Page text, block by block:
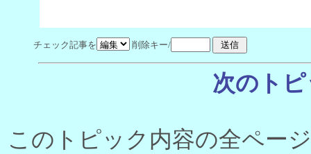
チェック記事を 削除キー/
次のト
このトピック内容の全ペー